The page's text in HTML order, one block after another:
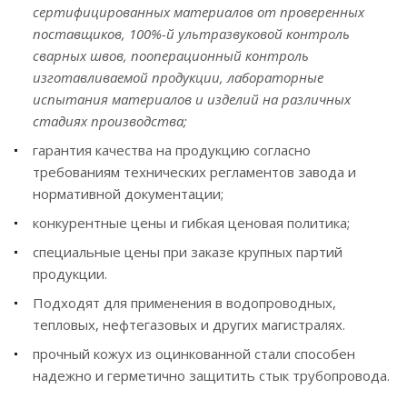
сертифицированных материалов от проверенных
поставщиков, 100%-й ультразвуковой контроль
сварных швов, пооперационный контроль
изготавливаемой продукции, лабораторные
испытания материалов и изделий на различных
стадиях производства;
гарантия качества на продукцию согласно
требованиям технических регламентов завода и
нормативной документации;
конкурентные цены и гибкая ценовая политика;
специальные цены при заказе крупных партий
продукции.
Подходят для применения в водопроводных,
тепловых, нефтегазовых и других магистралях.
прочный кожух из оцинкованной стали способен
надежно и герметично защитить стык трубопровода.